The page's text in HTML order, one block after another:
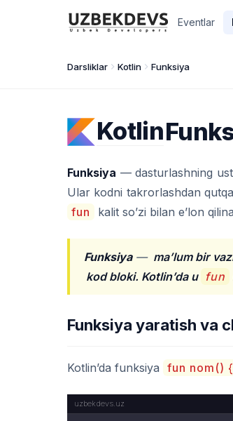
Eventlar
Darsliklar Kotlin Funksiya
Kotlin
Funksiya — dasturlashning
Ular kodni takrorlashdan
fun
kalit so’zi bilan e’lon
Funksiya— ma’lum bir
kod bloki. Kotlin’da u fun
Funksiya yaratish va
Kotlin’da funksiya fun nom()